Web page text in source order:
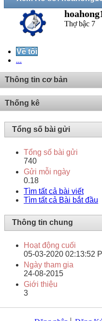
Thợ bậc 7
Về tôi
...
Thông tin cơ bản
Thống kê
Tổng số bài gửi
Tổng số bài gửi
740
Gửi mỗi ngày
0.18
Tìm tất cả bài viết
Tìm tất cả Bài bắt đầu
Thông tin chung
Hoạt động cuối
05-03-2020 02:13:52
Ngày tham gia
24-08-2015
Giới thiệu
3